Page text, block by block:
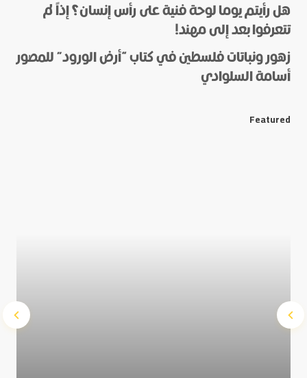
Name
*
E-mail
*
هل رأيتم يوما لوحة فنية على رأس إنسان؟ إذاً لم
تتعرفوا بعد إلى مهند!
زهور ونباتات فلسطين في كتاب “أرض الورود” للمصور
أسامة السلوادي
Featured